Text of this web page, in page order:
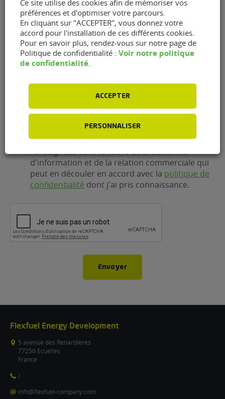
mail(Nécessaire)
Téléphone(Nécessaire)
J'accepte que FlexFuel Energy Development
collecte et utilise les données personnelles
renseignées dans le cadre de la demande
d'information et de la relation commerciale qui
peut en découler en accord avec la politique de
confidentialité dont j'ai pris connaissance.
Envoyer
Flexfuel Energy Development
5 avenue des Renardières
77250 Ecuelles
France
/
info@flexfuel-company.com
Ce site utilise des cookies afin de mémoriser vos
préférences et d'optimiser votre parcours.
En cliquant sur "ACCEPTER", vous donnez votre
accord pour l'installation de ces différents cookies.
Pour en savoir plus, rendez-vous sur notre page de
Politique de confidentialité : Voir notre politique
de confidentialité
ACCEPTER
PERSONNALISER